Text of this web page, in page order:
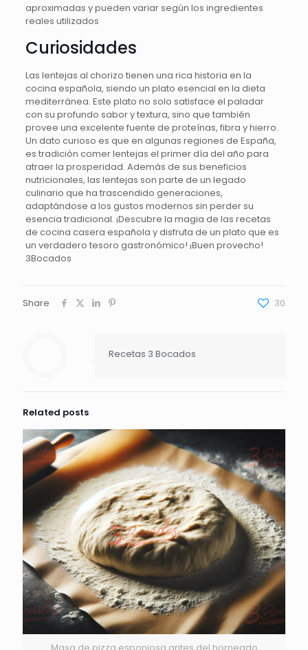
aproximadas y pueden variar según los ingredientes
reales utilizados
Curiosidades
Las lentejas al chorizo tienen una rica historia en la
cocina española, siendo un plato esencial en la dieta
mediterránea. Este plato no solo satisface el paladar
con su profundo sabor y textura, sino que también
provee una excelente fuente de proteínas, fibra y hierro.
Un dato curioso es que en algunas regiones de España,
es tradición comer lentejas el primer día del año para
atraer la prosperidad. Además de sus beneficios
nutricionales, las lentejas son parte de un legado
culinario que ha trascendido generaciones,
adaptándose a los gustos modernos sin perder su
esencia tradicional. ¡Descubre la magia de las recetas
de cocina casera española y disfruta de un plato que es
un verdadero tesoro gastronómico! ¡Buen provecho!
3Bocados
Share 30
Recetas 3 Bocados
Related posts